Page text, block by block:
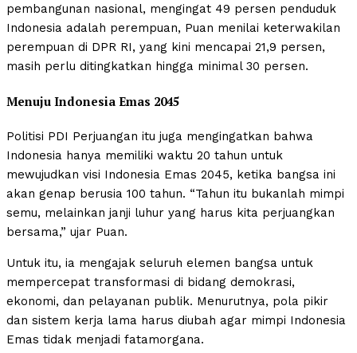
pembangunan nasional, mengingat 49 persen penduduk
Indonesia adalah perempuan, Puan menilai keterwakilan
perempuan di DPR RI, yang kini mencapai 21,9 persen,
masih perlu ditingkatkan hingga minimal 30 persen.
Menuju Indonesia Emas 2045
Politisi PDI Perjuangan itu juga mengingatkan bahwa
Indonesia hanya memiliki waktu 20 tahun untuk
mewujudkan visi Indonesia Emas 2045, ketika bangsa ini
akan genap berusia 100 tahun. “Tahun itu bukanlah mimpi
semu, melainkan janji luhur yang harus kita perjuangkan
bersama,” ujar Puan.
Untuk itu, ia mengajak seluruh elemen bangsa untuk
mempercepat transformasi di bidang demokrasi,
ekonomi, dan pelayanan publik. Menurutnya, pola pikir
dan sistem kerja lama harus diubah agar mimpi Indonesia
Emas tidak menjadi fatamorgana.